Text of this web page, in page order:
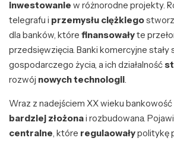
inwestowanie w różnorodne projekty.
telegrafu i przemysłu ciężkiego
dla banków, które finansowałyte
przedsięwzięcia. Banki komercyjne stały
gospodarczego życia, a ich działalność
rozwój nowych technologii.
Wraz z nadejściem XX wieku bankowość
bardziej złożonai rozbudowana.
centralne, które regulaowałypolitykę